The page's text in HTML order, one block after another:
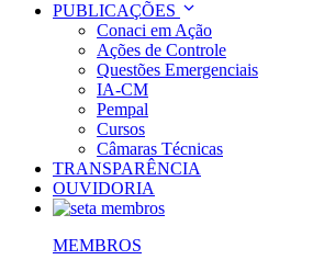
PUBLICAÇÕES
Conaci em Ação
Ações de Controle
Questões Emergenciais
IA-CM
Pempal
Cursos
Câmaras Técnicas
TRANSPARÊNCIA
OUVIDORIA
MEMBROS